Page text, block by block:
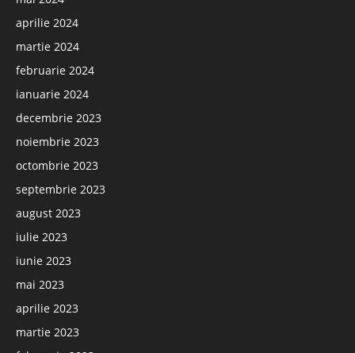
aprilie 2024
martie 2024
februarie 2024
ianuarie 2024
decembrie 2023
noiembrie 2023
octombrie 2023
septembrie 2023
august 2023
iulie 2023
iunie 2023
mai 2023
aprilie 2023
martie 2023